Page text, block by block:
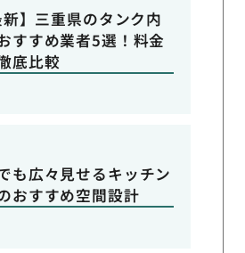
新】三重県のタンク内
すすめ業者5選！料金
底比較
も広々見せるキッチン
おすすめ空間設計